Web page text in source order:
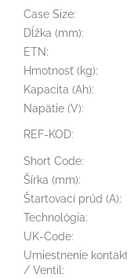
Case Size:
Dĺžka (mm):
ETN:
Hmotnosť (kg):
Kapacita (Ah):
Napätie (V):
REF-KOD:
Short Code:
Šírka (mm):
Štartovací prúd (A):
Technológia:
UK-Code:
Umiestnenie
/ Ventil :